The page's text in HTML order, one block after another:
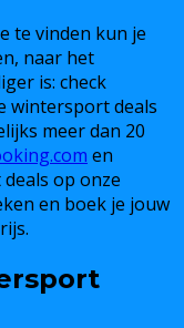
te vinden kun je
naar het
is: check
wintersport deals
meer dan 20
en
op onze
en boek je jouw